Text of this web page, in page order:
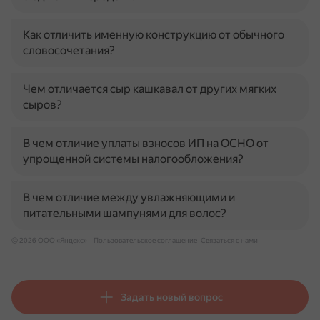
Как отличить именную конструкцию от обычного
словосочетания?
Чем отличается сыр кашкавал от других мягких
сыров?
В чем отличие уплаты взносов ИП на ОСНО от
упрощенной системы налогообложения?
В чем отличие между увлажняющими и
питательными шампунями для волос?
© 2026 ООО «Яндекс» Пользовательское соглашение Связаться с нами
Задать новый вопрос